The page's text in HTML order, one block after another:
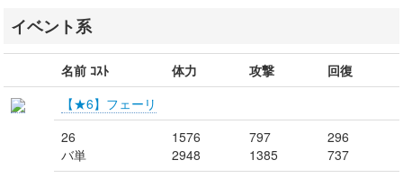
イベント系
名前 ｺｽﾄ 体力 攻撃
回復
【★6】フェーリ
26
バ単
1576
2948
797
1385
296
737